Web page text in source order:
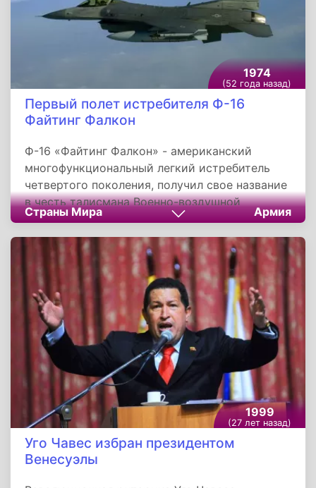
1974
(52 года назад)
Первый полет истребителя Ф-16
Файтинг Фалкон
Ф-16 «Файтинг Фалкон» - американский
многофункциональный легкий истребитель
четвертого поколения, получил свое название
в честь талисмана Военно-воздушной
академии США в Колорадо Спрингс.
Разработан истребитель в 1974 году
компанией General Dynamics, первый
испытательный полет совершил 2 февраля
1974 года.
Страны Мира Армия
1999
(27 лет назад)
Уго Чавес избран президентом
Венесуэлы